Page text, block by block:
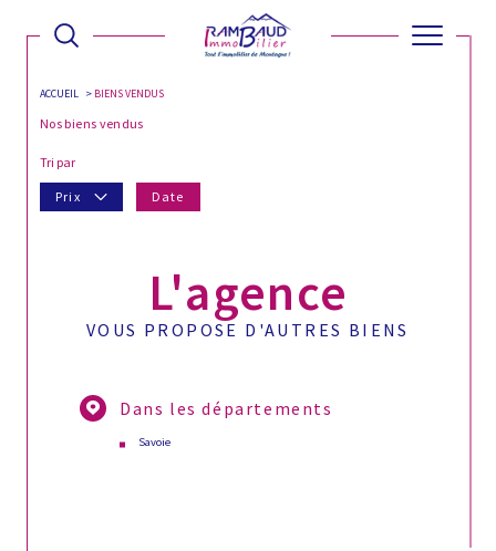
ACCUEIL BIENS VENDUS
Nos biens vendus
Tri par
Prix Date
L'agence
VOUS PROPOSE D'AUTRES BIENS
Dans les départements
Savoie